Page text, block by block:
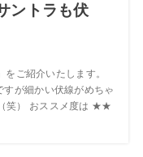
ントラも伏
ご紹介いたします。
すが細かい伏線がめちゃ
笑） おススメ度は ★★